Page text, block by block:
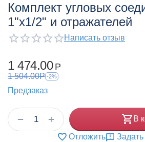
Комплект угловых
1"х1/2" и отражателей
Написать отзыв
1 474.00 Р
1 504.00Р -2%
Предзаказ
+
− В
Отложить